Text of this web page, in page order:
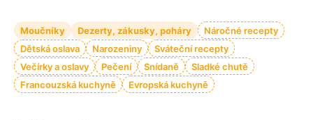
Moučníky Dezerty, zákusky, poháry
Náročné recepty
Dětská oslava
Narozeniny
Sváteční recepty
Večírky a oslavy
Pečení Snídaně
Sladké chutě
Francouzská kuchyně
Evropská kuchyně